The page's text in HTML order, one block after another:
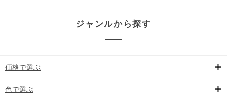
ジャンルから探す
価格で選ぶ
色で選ぶ